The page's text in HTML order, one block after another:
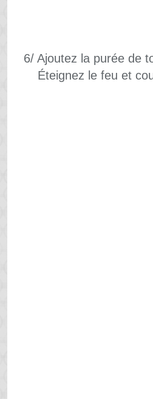
6/ Ajoutez la purée de
Éteignez le feu et